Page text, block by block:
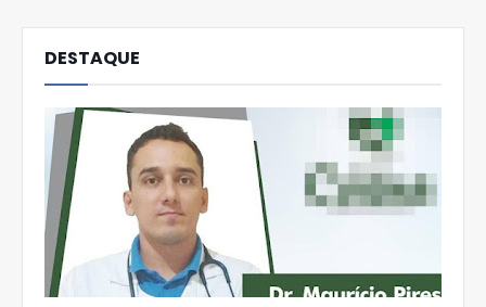
DESTAQUE